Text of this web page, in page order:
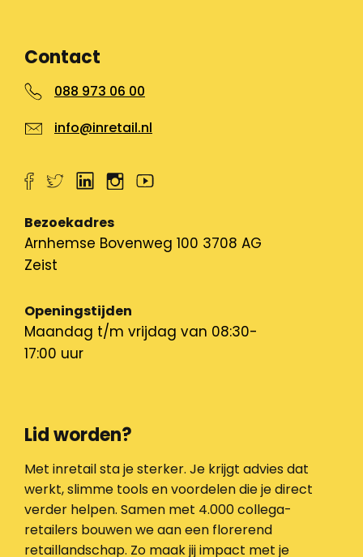
Contact
088 973 06 00
info@inretail.nl
Bezoekadres
Arnhemse Bovenweg 100 3708 AG
Zeist
Openingstijden
Maandag t/m vrijdag van 08:30-
17:00 uur
Lid worden?
Met inretail sta je sterker. Je krijgt advies dat
werkt, slimme tools en voordelen die je direct
verder helpen. Samen met 4.000 collega-
retailers bouwen we aan een florerend
retaillandschap. Zo maak jij impact met je